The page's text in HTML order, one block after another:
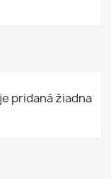
pridaná žiadna